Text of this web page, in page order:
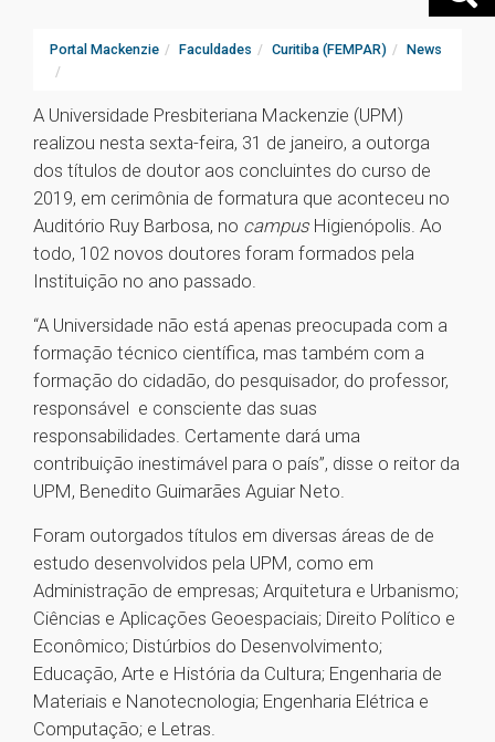
Portal Mackenzie Faculdades Curitiba (FEMPAR) News
A Universidade Presbiteriana Mackenzie (UPM)
realizou nesta sexta-feira, 31 de janeiro, a outorga
dos títulos de doutor aos concluintes do curso de
2019, em cerimônia de formatura que aconteceu no
Auditório Ruy Barbosa, no campus Higienópolis. Ao
todo, 102 novos doutores foram formados pela
Instituição no ano passado.
“A Universidade não está apenas preocupada com a
formação técnico científica, mas também com a
formação do cidadão, do pesquisador, do professor,
responsável e consciente das suas
responsabilidades. Certamente dará uma
contribuição inestimável para o país”, disse o reitor da
UPM, Benedito Guimarães Aguiar Neto.
Foram outorgados títulos em diversas áreas de de
estudo desenvolvidos pela UPM, como em
Administração de empresas; Arquitetura e Urbanismo;
Ciências e Aplicações Geoespaciais; Direito Político e
Econômico; Distúrbios do Desenvolvimento;
Educação, Arte e História da Cultura; Engenharia de
Materiais e Nanotecnologia; Engenharia Elétrica e
Computação; e Letras.